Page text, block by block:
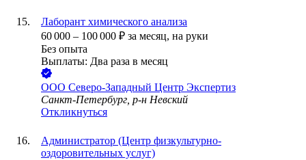
Лаборант химического анализа
60 000 – 100 000 ₽ за месяц, на руки
Без опыта
Выплаты: Два раза в месяц
ООО Северо-Западный Центр Экспертиз
Санкт-Петербург, р-н Невский
Откликнуться
Администратор (Центр физкультурно-
оздоровительных услуг)